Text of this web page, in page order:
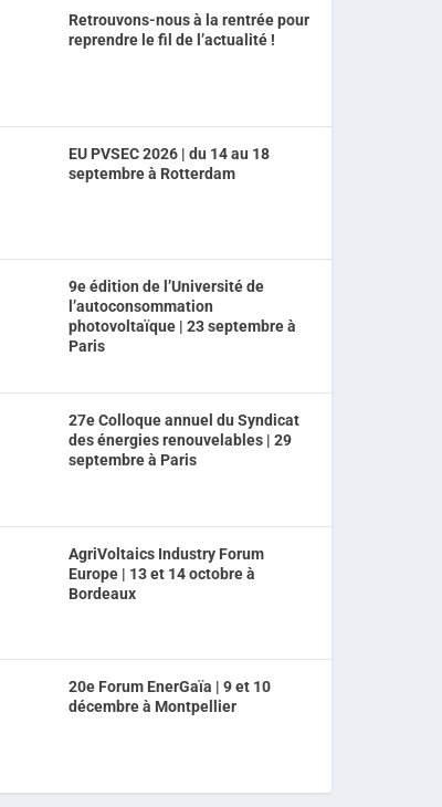
Retrouvons-nous à la rentrée pour
reprendre le fil de l’actualité !
EU PVSEC 2026 | du 14 au 18
septembre à Rotterdam
9e édition de l’Université de
l’autoconsommation
photovoltaïque | 23 septembre à
Paris
27e Colloque annuel du Syndicat
des énergies renouvelables | 29
septembre à Paris
AgriVoltaics Industry Forum
Europe | 13 et 14 octobre à
Bordeaux
20e Forum EnerGaïa | 9 et 10
décembre à Montpellier